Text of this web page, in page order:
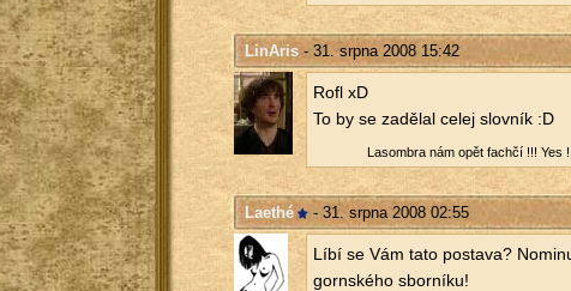
LinAris- 31. srpna 2008 15:42
Rofl xD
To by se za­dě­lal celej slov­ník :D
La­som­b­ra nám opět fa­ch­čí !!! Yes
Laethé - 31. srpna 2008 02:55
Líbí se Vám tato po­sta­va?
gorn­ské­ho sbor­ní­ku!